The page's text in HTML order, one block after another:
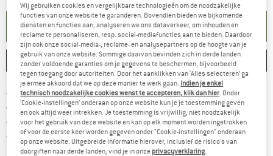
KENNISGEVING AANMAKEN
ONTHOUDEN VERGELIJKEN
Gratis verzending vanaf € 69 (NL)Vind hier de
100 dagen bedenktijdVind de betalingsinformatie hier!
> 4.000.000 tevreden klanten
Alle artikelen in voorraad
Wij gebruiken cookies en vergelijkbare technologieën om de noodzakelijke
functies van onze website te garanderen. Bovendien bieden we bijkomende
diensten en functies aan, analyseren we ons dataverkeer, om inhouden en
reclame te personaliseren, resp. social-mediafuncties aan te bieden. Daardoor
zijn ook onze social-media-, reclame- en analysepartners op de hoogte van je
gebruik van onze website. Sommige daarvan bevinden zich in derde landen
zonder voldoende garanties om je gegevens te beschermen, bijvoorbeeld
tegen toegang door autoriteiten. Door het aanklikken van ‘Alles selecteren’ ga
je ermee akkoord dat we op deze manier te werk gaan. Indien je enkel
technisch noodzakelijke cookies wenst te accepteren, klik dan hier . Onder
‘Cookie-instellingen’ onderaan op onze website kun je je toestemming geven
en ook altijd weer intrekken. Je toestemming is vrijwillig, niet noodzakelijk
voor het gebruik van deze website en kan op elk moment worden ingetrokken
of voor de eerste keer worden gegeven onder "Cookie-instellingen" onderaan
op onze website. Uitgebreide informatie hierover, inclusief de risico's van
doorgiften naar derde landen, vind je in onze privacyverklaring